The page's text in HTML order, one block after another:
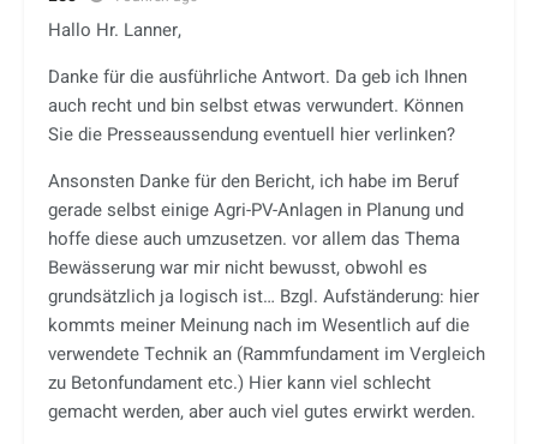
Hallo Hr. Lanner,
Danke für die ausführliche Antwort. Da geb ich Ihnen
auch recht und bin selbst etwas verwundert. Können
Sie die Presseaussendung eventuell hier verlinken?
Ansonsten Danke für den Bericht, ich habe im Beruf
gerade selbst einige Agri-PV-Anlagen in Planung und
hoffe diese auch umzusetzen. vor allem das Thema
Bewässerung war mir nicht bewusst, obwohl es
grundsätzlich ja logisch ist… Bzgl. Aufständerung: hier
kommts meiner Meinung nach im Wesentlich auf die
verwendete Technik an (Rammfundament im Vergleich
zu Betonfundament etc.) Hier kann viel schlecht
gemacht werden, aber auch viel gutes erwirkt werden.